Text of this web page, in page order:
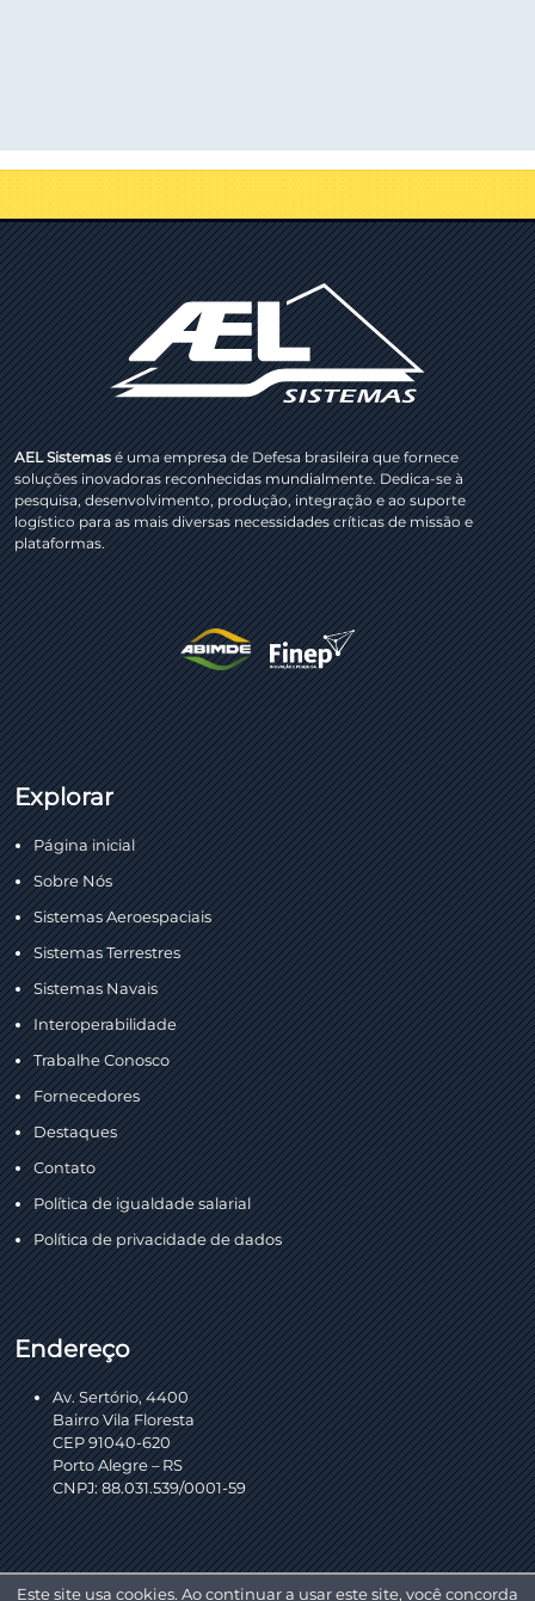
AEL Sistemasé uma empresa de Defesa brasileira que fornece
soluções inovadoras reconhecidas mundialmente. Dedica-se à
pesquisa, desenvolvimento, produção, integração e ao suporte
logístico para as mais diversas necessidades críticas de missão e
plataformas.
Explorar
Página inicial
Sobre Nós
Sistemas Aeroespaciais
Sistemas Terrestres
Sistemas Navais
Interoperabilidade
Trabalhe Conosco
Fornecedores
Destaques
Contato
Política de igualdade salarial
Política de privacidade de dados
Endereço
Av. Sertório, 4400
Bairro Vila Floresta
CEP 91040-620
Porto Alegre – RS
CNPJ: 88.031.539/0001-59
Este site usa cookies. Ao continuar a usar este site, você concorda